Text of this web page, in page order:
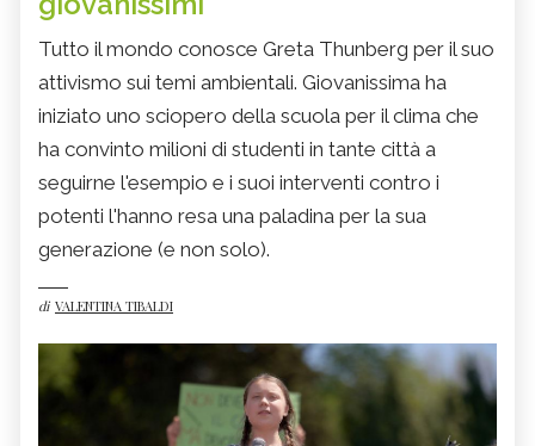
Tutto il mondo conosce Greta Thunberg per il suo
attivismo sui temi ambientali. Giovanissima ha
iniziato uno sciopero della scuola per il clima che
ha convinto milioni di studenti in tante città a
seguirne l'esempio e i suoi interventi contro i
potenti l'hanno resa una paladina per la sua
generazione (e non solo).
di VALENTINA TIBALDI